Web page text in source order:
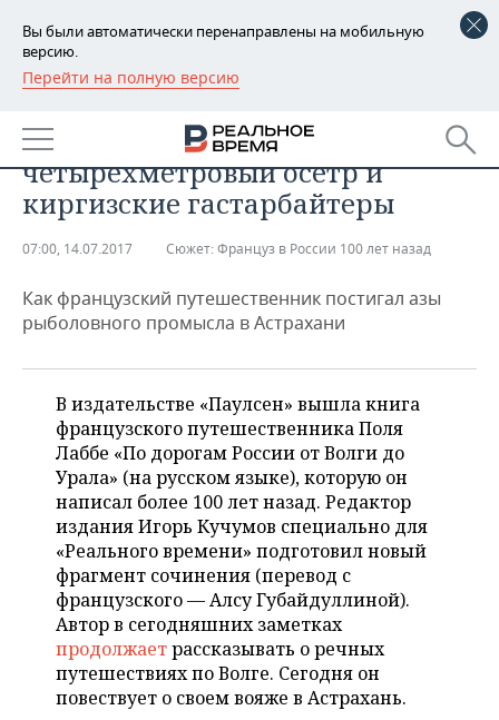
Вы были автоматически перенаправлены на мобильную
версию.
Перейти на полную версию
РЕГИОНЫ
БАШКОРТОСТАН
ТАТАРСТАН
НОВОСТИ
АНАЛИТИКА
КОРОЛИ ГОСЗАКАЗА ПФО
КОМУ ПРИНАДЛЕЖАТ
ТОРГОВЫЕ ЦЕНТРЫ
ТАТАРСТАНА
ФИНАНСЫ
БЮДЖЕТ
ИНВЕСТИЦИИ
НОВОСТИ
АГРОПРОМ
МАШИНОСТРОЕНИЕ
НЕФТЕХИМИЯ
НЕФТЬ
ОПК
ЭНЕРГЕТИКА
НЕДВИЖИМОСТЬ
НОВОСТИ АВТО
БИЗНЕС
НОВОСТИ БИЗНЕСА
РОЗНИЧНАЯ ТОРГОВЛЯ
ТРАНСПОРТ
УСЛУГИ
ТЕХНОЛОГИИ
НОВОСТИ ТЕХНОЛОГИЙ
МЕДИА
ТЕЛЕКОММУНИКАЦИИ
МЕРОПРИЯТИЯ
НОВОСТИ МЕРОПРИЯТИЙ
ВЫЕЗДНАЯ РЕДАКЦИЯ
БИЗНЕС-БРАНЧИ
СПОРТ
НОВОСТИ СПОРТА
ФУТБОЛ
ОБЩЕСТВО
НОВОСТИ ОБЩЕСТВА
ФОТОГАЛЕРЕЯ
франкофонная брань,
четырехметровый осетр и
киргизские гастарбайтеры
07:00, 14.07.2017 Сюжет: Француз в России 100 лет назад
Как французский путешественник постигал азы
рыболовного промысла в Астрахани
В издательстве «Паулсен» вышла книга
французского путешественника Поля
Лаббе «По дорогам России от Волги до
Урала» (на русском языке), которую он
написал более 100 лет назад. Редактор
издания Игорь Кучумов специально для
«Реального времени» подготовил новый
фрагмент сочинения (перевод с
французского — Алсу Губайдуллиной).
Автор в сегодняшних заметках
продолжаетрассказывать о речных
путешествиях по Волге. Сегодня он
повествует о своем вояже в Астрахань.